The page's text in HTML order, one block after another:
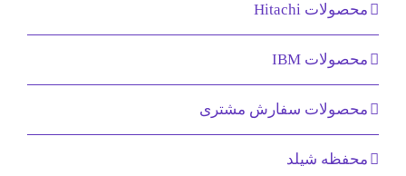
محصولات Hitachi
محصولات IBM
محصولات سفارش مشتری
محفظه شیلد